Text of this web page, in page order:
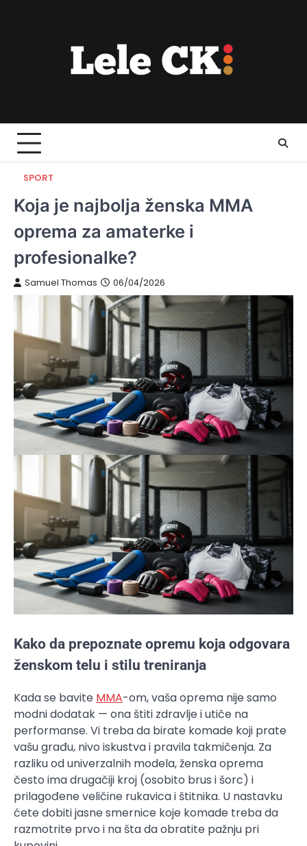
SPORT
Koja je najbolja ženska MMA
oprema za amaterke i
profesionalke?
Samuel Thomas 06/04/2026
Kako da prepoznate opremu koja odgovara
ženskom telu i stilu treniranja
Kada se bavite MMA-om, vaša oprema nije samo
modni dodatak — ona štiti zdravlje i utiče na
performanse. Vi treba da birate komade koji prate
vašu građu, nivo iskustva i pravila takmičenja. Za
razliku od univerzalnih modela, ženska oprema
često ima drugačiji kroj (osobito brus i šorc) i
prilagođene veličine rukavica i štitnika. U nastavku
ćete dobiti jasne smernice koje komade treba da
razmotrite prvo i na šta da obratite pažnju pri